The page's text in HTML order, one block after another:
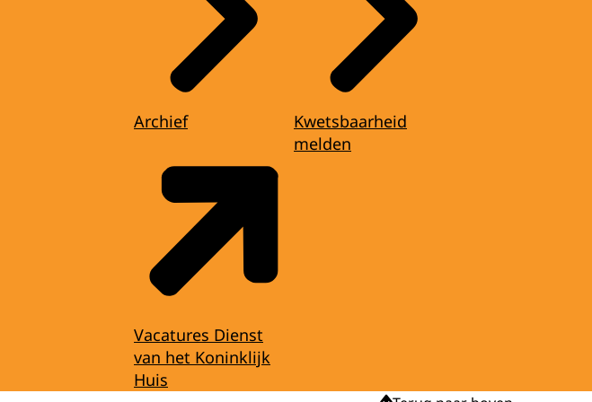
Archief
Vacatures Dienst
van het Koninklijk
Huis
Kwetsbaarheid
melden